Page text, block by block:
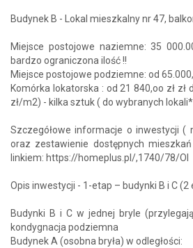
Budynek B - Lokal mieszkalny nr 47,
Miejsce postojowe naziemne: 35
bardzo ograniczona ilość !!
Miejsce postojowe podziemne: od
Komórka lokatorska : od 21 840,oo zł zł
zł/m2) - kilka sztuk ( do wybranych
Szczegółowe informacje o inwestycji (
oraz zestawienie dostępnych
linkiem: https://homeplus.pl/,1740/78/OI
Opis inwestycji - 1-etap – budynki B i C (2
Budynki B i C w jednej bryle
kondygnacja podziemna
Budynek A (osobna bryła) w odległości: